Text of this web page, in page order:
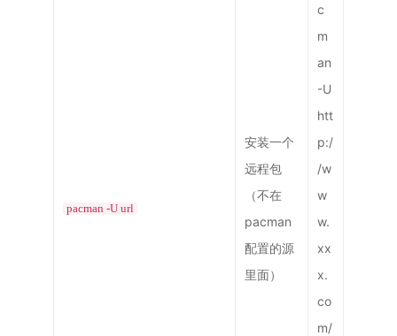
pacman -U url
安装一个
远程包
（不在
pacman
配置的源
里面）
c
m
an
-U
htt
p:/
/w
w
w.
xx
x.
co
m/